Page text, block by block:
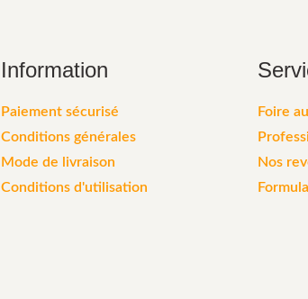
Information
Paiement sécurisé
Conditions générales
Mode de livraison
Conditions d'utilisation
Foire
Nos